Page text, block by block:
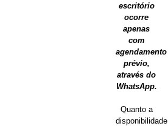
escritório
ocorre
apenas
com
agendamento
prévio,
através do
WhatsApp.
Quanto a
disponibilidade